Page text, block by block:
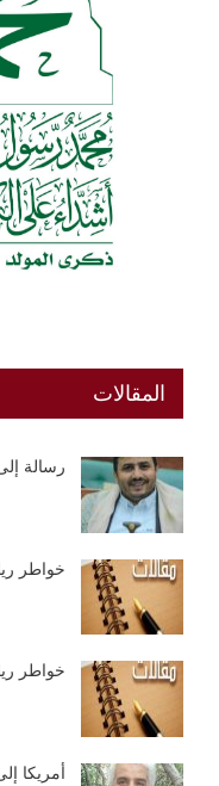
المقالات
رسالة
خواطر
خواطر
أمريكا